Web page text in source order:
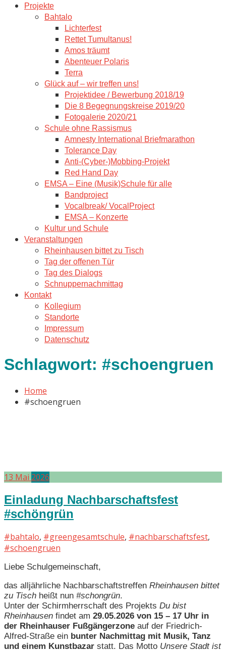
Projekte
Bahtalo
Lichterfest
Rettet Tumultanus!
Amos träumt
Abenteuer Polaris
Terra
Glück auf – wir treffen uns!
Projektidee / Bewerbung 2018/19
Die 8 Begegnungskreise 2019/20
Fotogalerie 2020/21
Schule ohne Rassismus
Amnesty International Briefmarathon
Tolerance Day
Anti-(Cyber-)Mobbing-Projekt
Red Hand Day
EMSA – Eine (Musik)Schule für alle
Bandproject
Vocalbreak/ VocalProject
EMSA – Konzerte
Kultur und Schule
Veranstaltungen
Rheinhausen bittet zu Tisch
Tag der offenen Tür
Tag des Dialogs
Schnuppernachmittag
Kontakt
Kollegium
Standorte
Impressum
Datenschutz
Schlagwort: #schoengruen
Home
#schoengruen
13 Mai 2026
Einladung Nachbarschaftsfest
#schöngrün
#bahtalo, #greengesamtschule, #nachbarschaftsfest,
#schoengruen
Liebe Schulgemeinschaft,
das alljährliche Nachbarschaftstreffen Rheinhausen bittet
zu Tisch heißt nun #schongrün.
Unter der Schirmherrschaft des Projekts Du bist
Rheinhausen findet am 29.05.2026 von 15 – 17 Uhr in
der Rheinhauser Fußgängerzone auf der Friedrich-
Alfred-Straße ein bunter Nachmittag mit Musik, Tanz
und einem Kunstbazar statt. Das Motto Unsere Stadt ist